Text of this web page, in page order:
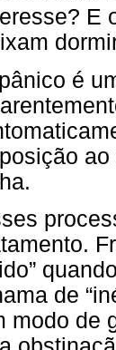
E
é
ao
de
modo de